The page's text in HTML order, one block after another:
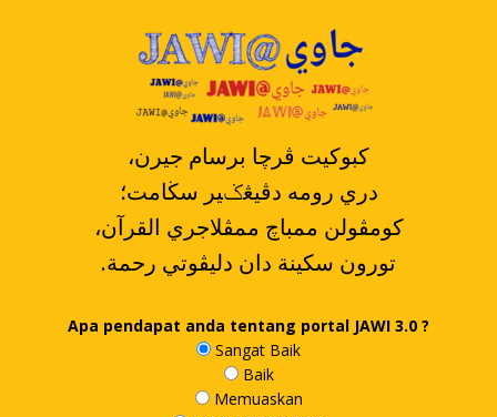
،کبوکيت ڤرچا برسام جيرن
دري رومه دڤيڠݢير سڬامت؛
،کومڤولن ممباچ ممڤلاجري القرآن
.تورون سکينة دان دليڤوتي رحمة
Apa pendapat anda tentang portal JAWI 3.0 ?
Sangat Baik
Baik
Memuaskan